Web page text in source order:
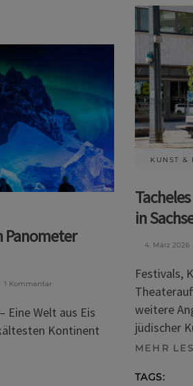
KUNST &
in
4. März 2026
Festivals,
weitere
jüdischer
MEHR
TAGS:
Panometer
1 Kommentar
Eine Welt aus Eis
Kontinent